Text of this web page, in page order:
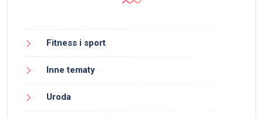
Fitness i sport
Inne tematy
Uroda